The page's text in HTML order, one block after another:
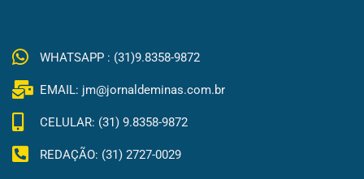
WHATSAPP : (31)9.8358-9872
EMAIL: jm@jornaldeminas.com.br
CELULAR: (31) 9.8358-9872
REDAÇÃO: (31) 2727-0029